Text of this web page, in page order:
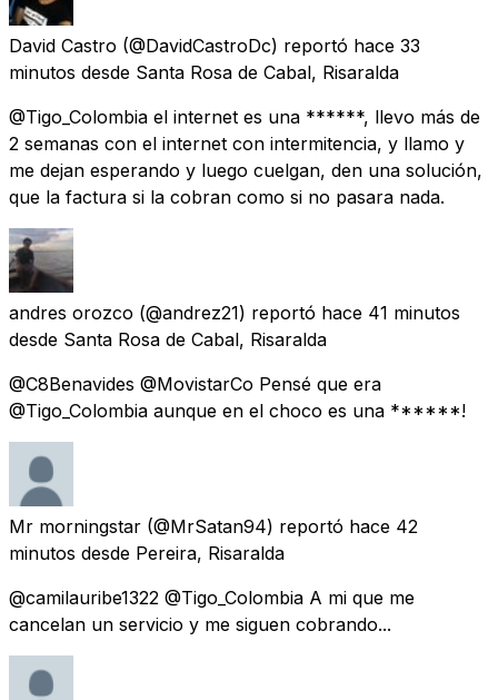
David Castro (@DavidCastroDc) reportó hace 33
minutos desde Santa Rosa de Cabal, Risaralda
@Tigo_Colombia el internet es una ******, llevo más de
2 semanas con el internet con intermitencia, y llamo y
me dejan esperando y luego cuelgan, den una solución,
que la factura si la cobran como si no pasara nada.
andres orozco (@andrez21) reportó hace 41 minutos
desde Santa Rosa de Cabal, Risaralda
@C8Benavides @MovistarCo Pensé que era
@Tigo_Colombia aunque en el choco es una ******!
Mr morningstar (@MrSatan94) reportó hace 42
minutos desde Pereira, Risaralda
@camilauribe1322 @Tigo_Colombia A mi que me
cancelan un servicio y me siguen cobrando...